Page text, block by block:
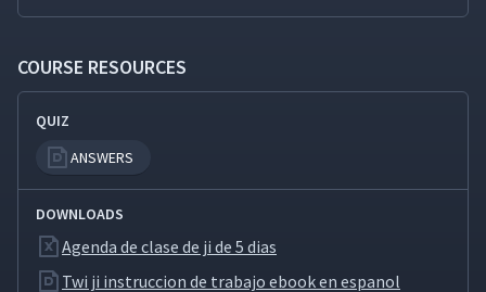
Parte 2 (Aula)
68 (Capacitación Dentro de la
Industria)
COURSE RESOURCES
QUIZ
ANSWERS
DOWNLOADS
Agenda de clase de ji de 5 dias
Twi ji instruccion de trabajo ebook en espanol